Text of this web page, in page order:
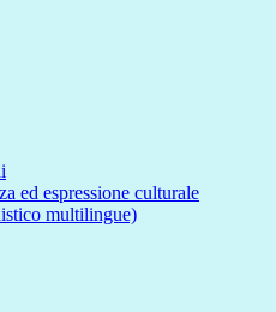
ed espressione culturale
multilingue)